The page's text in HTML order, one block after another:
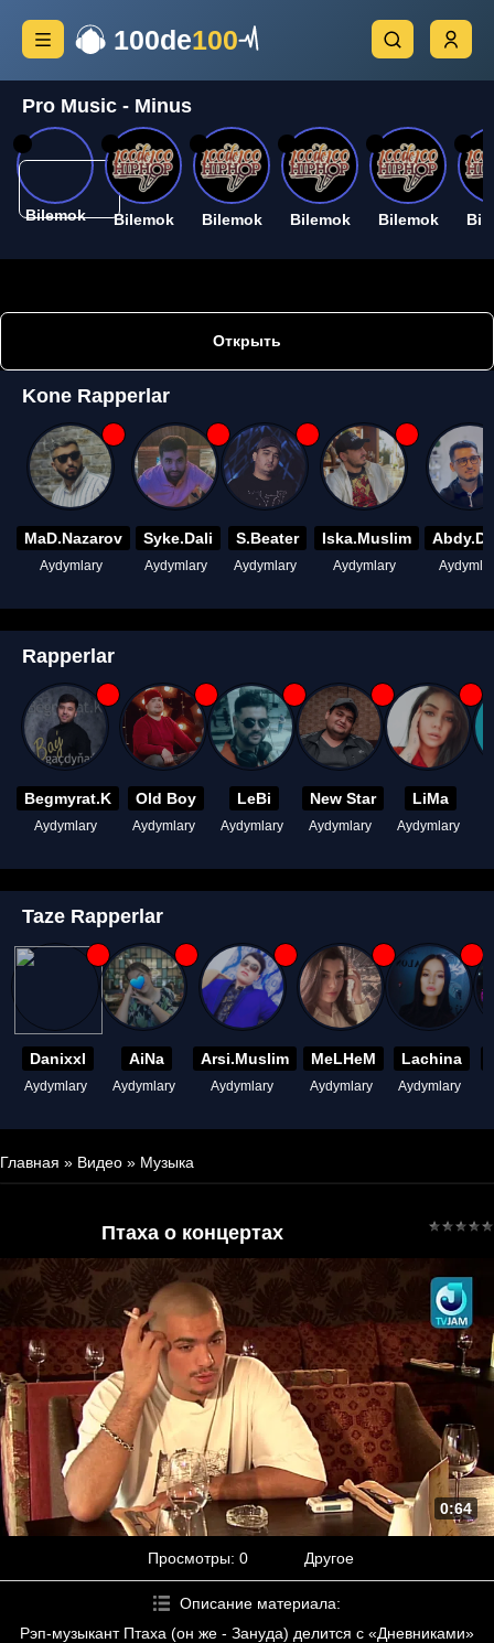
100de100
Pro Music - Minus
Bilemok Bilemok Bilemok Bilemok Bilemok
Открыть
Kone Rapperlar
MaD.Nazarov
Aydymlary
Syke.Dali
Aydymlary
S.Beater
Aydymlary
Iska.Muslim
Aydymlary
Rapperlar
Begmyrat.K
Aydymlary
Old Boy
Aydymlary
LeBi
Aydymlary
New Star
Aydymlary
LiMa
Aydymlary
Taze Rapperlar
Danixxl
Aydymlary
AiNa
Aydymlary
Arsi.Muslim
Aydymlary
MeLHeM
Aydymlary
Lachina
Aydymlary
Главная » Видео » Музыка
Птаха о концертах
0:64
Просмотры: 0 Другое
Описание материала:
Рэп-музыкант Птаха (он же - Зануда) делится с «Дневниками»